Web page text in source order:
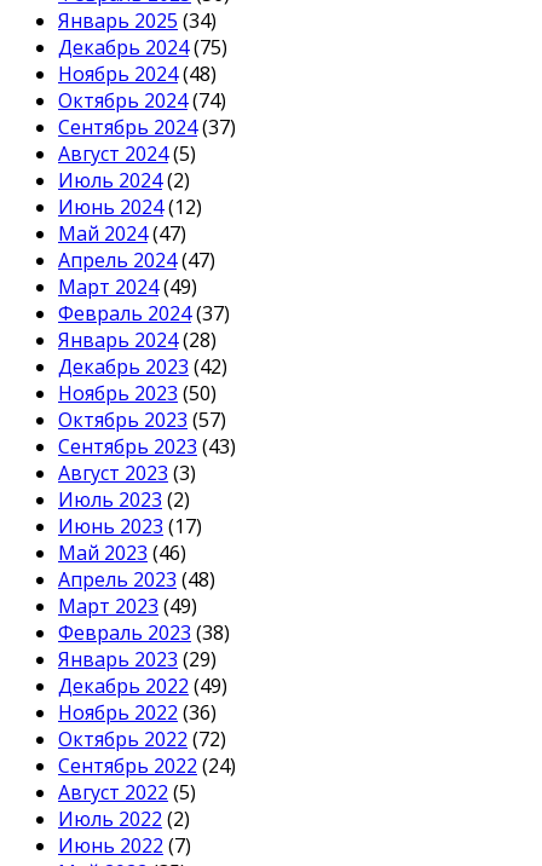
Январь 2025 (34)
Декабрь 2024(75)
Ноябрь 2024(48)
Октябрь 2024(74)
Сентябрь 2024(37)
Август 2024(5)
Июль 2024(2)
Июнь 2024(12)
Май 2024(47)
Апрель 2024(47)
Март 2024(49)
Февраль 2024(37)
Январь 2024(28)
Декабрь 2023 (42)
Ноябрь 2023 (50)
Октябрь 2023 (57)
Сентябрь 2023 (43)
Август 2023 (3)
Июль 2023 (2)
Июнь 2023 (17)
Май 2023 (46)
Апрель 2023 (48)
Март 2023 (49)
Февраль 2023 (38)
Январь 2023 (29)
Декабрь 2022 (49)
Ноябрь 2022 (36)
Октябрь 2022 (72)
Сентябрь 2022 (24)
Август 2022 (5)
Июль 2022 (2)
Июнь 2022 (7)